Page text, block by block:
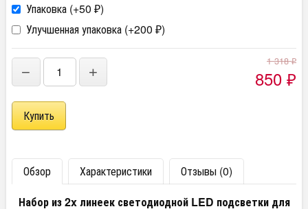
Упаковка (+50 ₽)
Улучшенная упаковка (+200 ₽)
− +
1 318₽
850 ₽
Обзор Характеристики
Отзывы (0)
Набор из 2x линеек светодиодной LED подсветки для